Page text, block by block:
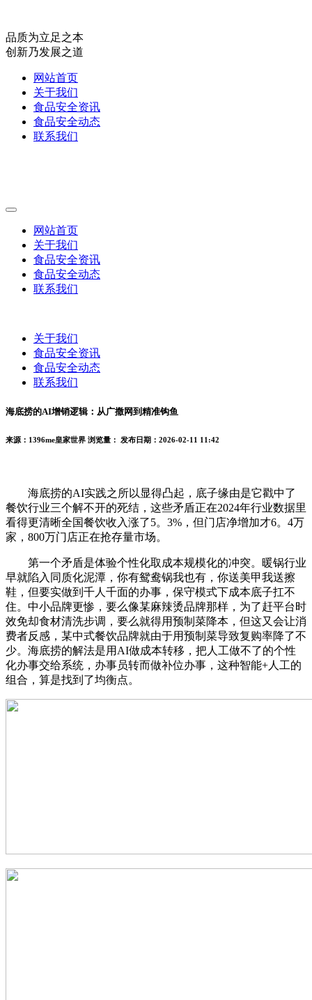
品质为立足之本
创新乃发展之道
网站首页
关于我们
食品安全资讯
食品安全动态
联系我们
网站首页
关于我们
食品安全资讯
食品安全动态
联系我们
关于我们
食品安全资讯
食品安全动态
联系我们
海底捞的AI增销逻辑：从广撒网到精准钩鱼
来源：1396me皇家世界 浏览量： 发布日期：2026-02-11 11:42
海底捞的AI实践之所以显得凸起，底子缘由是它戳中了
餐饮行业三个解不开的死结，这些矛盾正在2024年行业数据里
看得更清晰全国餐饮收入涨了5。3%，但门店净增加才6。4万
家，800万门店正在抢存量市场。
第一个矛盾是体验个性化取成本规模化的冲突。暖锅行业
早就陷入同质化泥潭，你有鸳鸯锅我也有，你送美甲我送擦
鞋，但要实做到千人千面的办事，保守模式下成本底子扛不
住。中小品牌更惨，要么像某麻辣烫品牌那样，为了赶平台时
效免却食材清洗步调，要么就得用预制菜降本，但这又会让消
费者反感，某中式餐饮品牌就由于用预制菜导致复购率降了不
少。海底捞的解法是用AI做成本转移，把人工做不了的个性
化办事交给系统，办事员转而做补位办事，这种智能+人工的
组合，算是找到了均衡点。